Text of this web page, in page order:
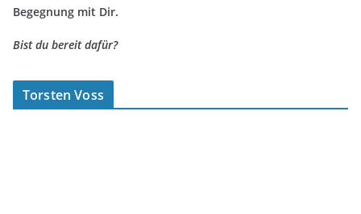
Begegnung mit Dir.
Bist du bereit dafür?
Torsten Voss